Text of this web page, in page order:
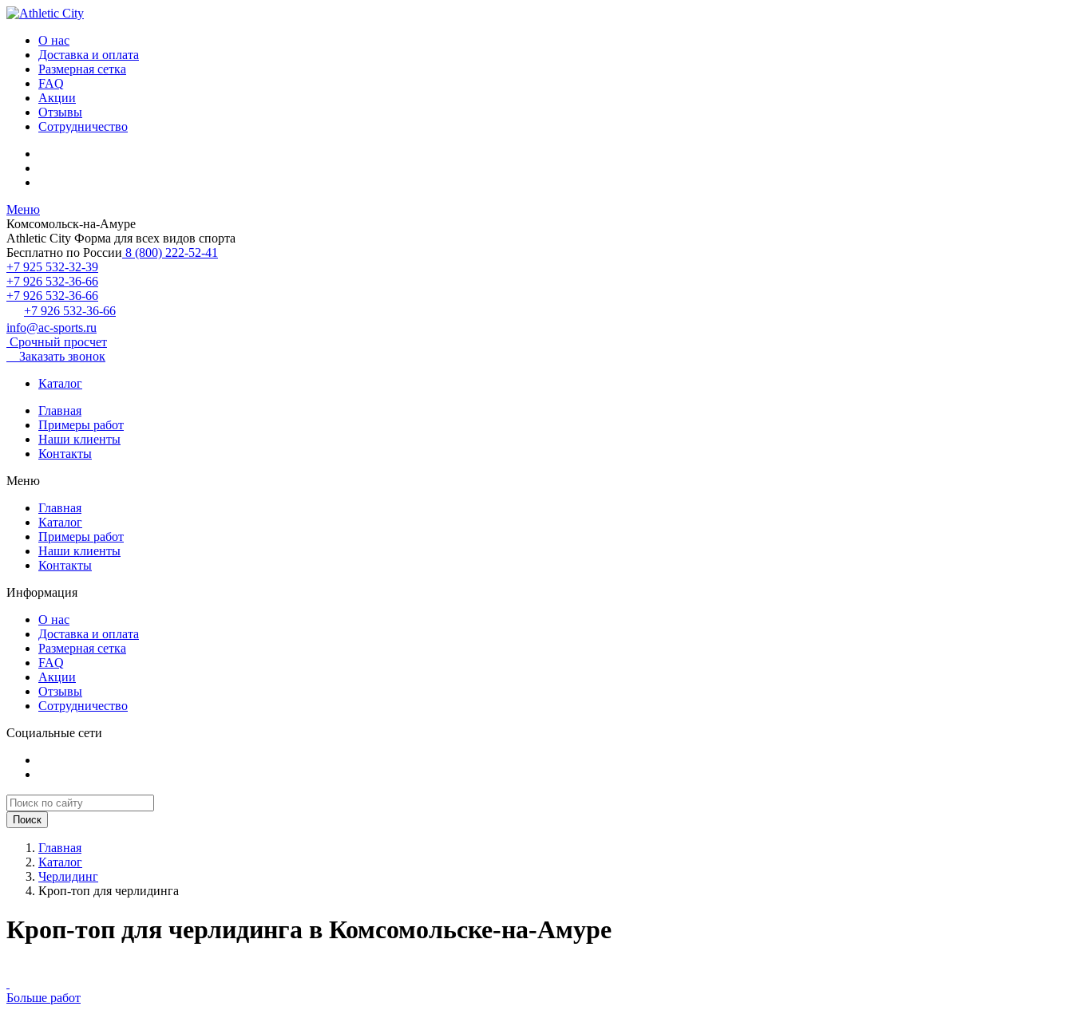
О нас
Доставка и оплата
Размерная сетка
FAQ
Акции
Отзывы
Сотрудничество
Меню
Комсомольск-на-Амуре
Athletic City Форма для всех видов спорта
Бесплатно по России 8 (800) 222-52-41
+7 925 532-32-39
+7 926 532-36-66
+7 926 532-36-66
+7 926 532-36-66
info@ac-sports.ru
Срочный просчет
Заказать звонок
Каталог
Главная
Примеры работ
Наши клиенты
Контакты
Меню
Главная
Каталог
Примеры работ
Наши клиенты
Контакты
Информация
О нас
Доставка и оплата
Размерная сетка
FAQ
Акции
Отзывы
Сотрудничество
Социальные сети
Поиск
Главная
Каталог
Черлидинг
Кроп-топ для черлидинга
Кроп-топ для черлидинга в Комсомольске-на-Амуре
Больше работ